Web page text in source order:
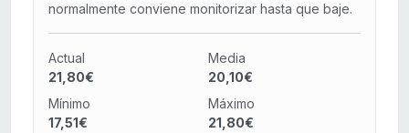
normalmente conviene monitorizar hasta que baje.
Actual
21,80€
Media
20,10€
Mínimo
17,51€
Máximo
21,80€